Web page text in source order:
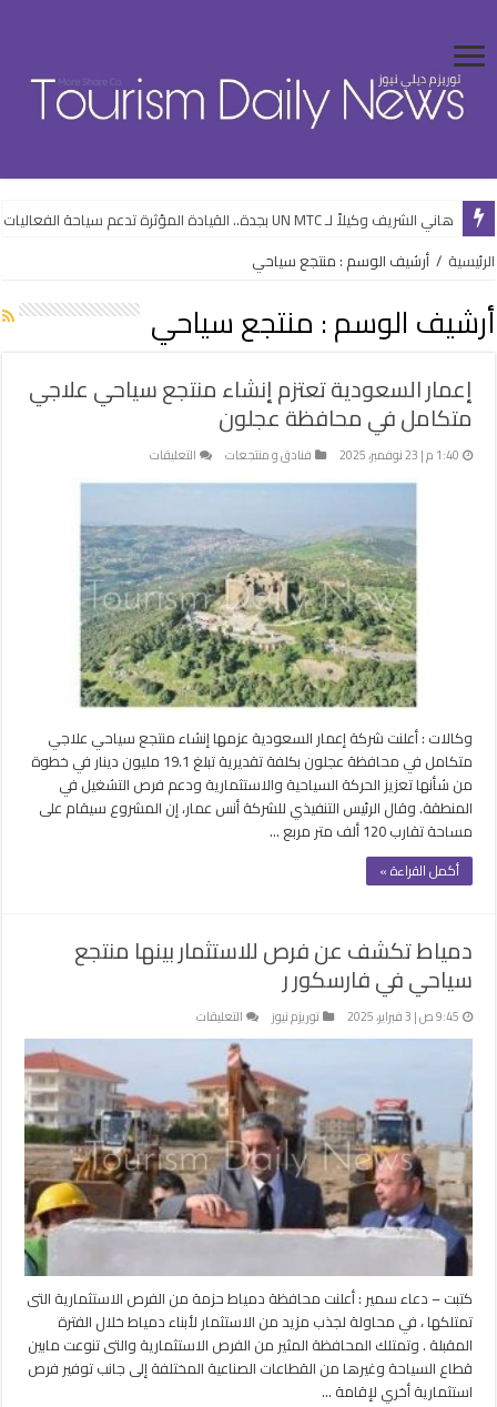
هاني الشريف وكيلاً لـ UN MTC بجدة.. القيادة المؤثرة تدعم سياحة الفعاليات
الرئيسية / أرشيف الوسم : منتجع سياحي
أرشيف الوسم : منتجع سياحي
إعمار السعودية تعتزم إنشاء منتجع سياحي علاجي
متكامل في محافظة عجلون
1:40 م | 23 نوفمبر، 2025 فنادق و منتجعات التعليقات
تعتزم
إنشاء
منتجع
سياحي
علاجي
متكامل
في
محافظة
عجلون
وكالات : أعلنت شركة إعمار السعودية عزمها إنشاء منتجع سياحي علاجي
متكامل في محافظة عجلون بكلفة تقديرية تبلغ 19.1 مليون دينار في خطوة
من شأنها تعزيز الحركة السياحية والاستثمارية ودعم فرص التشغيل في
المنطقة. وقال الرئيس التنفيذي للشركة أنس عمار، إن المشروع سيقام على
مساحة تقارب 120 ألف متر مربع …
أكمل القراءة »
دمياط تكشف عن فرص للاستثمار بينها منتجع
سياحي في فارسكور ر
9:45 ص | 3 فبراير، 2025 توريزم نيوز التعليقات
دمياط
عن
فرص
للاستثمار
بينها
منتجع
سياحي
في
فارسكور
مغلقة
كتبت – دعاء سمير : أعلنت محافظة دمياط حزمة من الفرص الاستثمارية التى
تمتلكها ، في محاولة لجذب مزيد من الاستثمار لأبناء دمياط خلال الفترة
المقبلة . وتمتلك المحافظة المثير من الفرص الاستثمارية والتى تنوعت مابين
قطاع السياحة وغيرها من القطاعات الصناعية المختلفة إلى جانب توفير فرص
استثمارية أخري لإقامة …